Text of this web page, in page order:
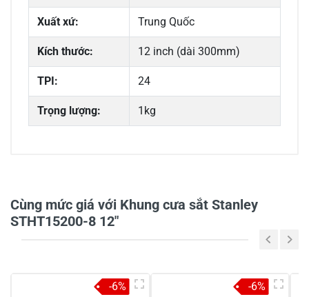
Xuất xứ: Trung Quốc
Kích thước: 12 inch (dài 300mm)
TPI: 24
Trọng lượng: 1kg
Cùng mức giá với Khung cưa sắt Stanley
STHT15200-8 12"
-6% -6%